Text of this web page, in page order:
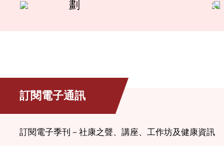
劃
訂閱電子通訊
訂閱電子季刊－社康之聲、講座、工作坊及健康資訊